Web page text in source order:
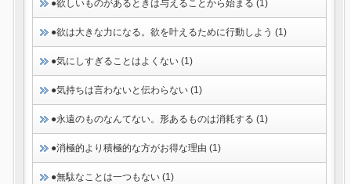
●欲しいものがあるときは与えることから始まる (1)
●欲は大きな力になる。欲を叶えるために行動しよう (1)
●気にしすぎることはよくない (1)
●気持ちは言わないと伝わらない (1)
●永遠のものなんてない。形あるものは消耗する (1)
●消極的より積極的な方がお得な理由 (1)
●無駄なことは一つもない (1)